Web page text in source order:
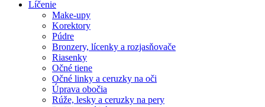
Líčenie
Make-upy
Korektory
Púdre
Bronzery, lícenky a rozjasňovače
Riasenky
Očné tiene
Očné linky a ceruzky na oči
Úprava obočia
Rúže, lesky a ceruzky na pery